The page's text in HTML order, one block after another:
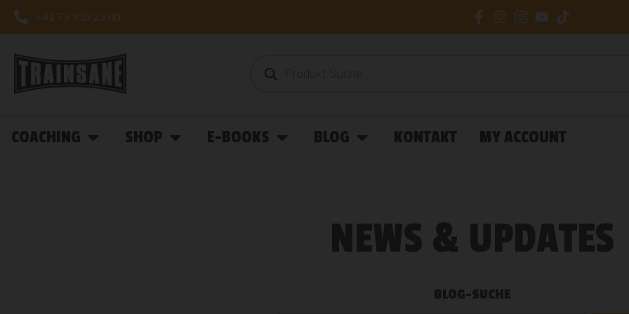
+41 79 936 23 00
COACHING SHOP E-BOOKS BLOG KONTAKT MY ACCOUNT
NEWS & UPDATES
BLOG-SUCHE